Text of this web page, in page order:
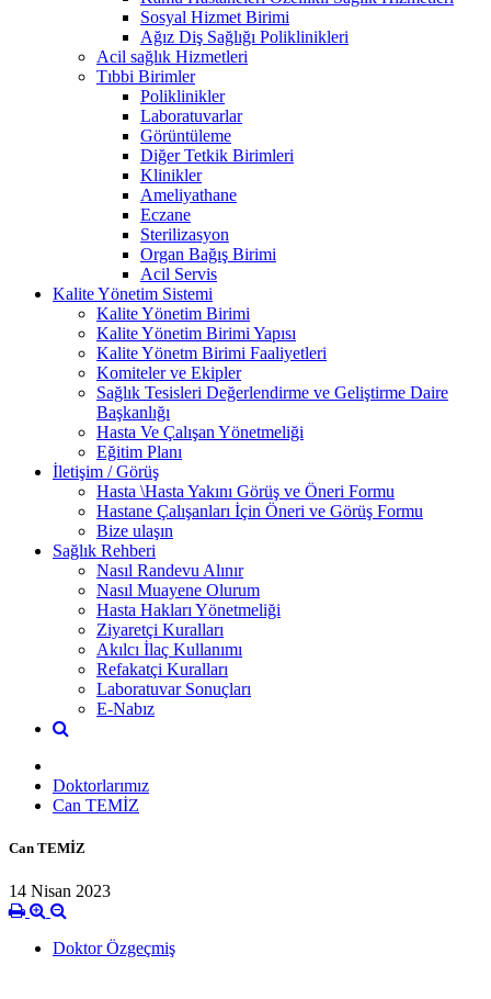
Sosyal Hizmet Birimi
Ağız Diş Sağlığı Poliklinikleri
Acil sağlık Hizmetleri
Tıbbi Birimler
Poliklinikler
Laboratuvarlar
Görüntüleme
Diğer Tetkik Birimleri
Klinikler
Ameliyathane
Eczane
Sterilizasyon
Organ Bağış Birimi
Acil Servis
Kalite Yönetim Sistemi
Kalite Yönetim Birimi
Kalite Yönetim Birimi Yapısı
Kalite Yönetm Birimi Faaliyetleri
Komiteler ve Ekipler
Sağlık Tesisleri Değerlendirme ve Geliştirme Daire
Başkanlığı
Hasta Ve Çalışan Yönetmeliği
Eğitim Planı
İletişim / Görüş
Hasta \Hasta Yakını Görüş ve Öneri Formu
Hastane Çalışanları İçin Öneri ve Görüş Formu
Bize ulaşın
Sağlık Rehberi
Nasıl Randevu Alınır
Nasıl Muayene Olurum
Hasta Hakları Yönetmeliği
Ziyaretçi Kuralları
Akılcı İlaç Kullanımı
Refakatçi Kuralları
Laboratuvar Sonuçları
E-Nabız
Doktorlarımız
Can TEMİZ
Can TEMİZ
14 Nisan 2023
Doktor Özgeçmiş